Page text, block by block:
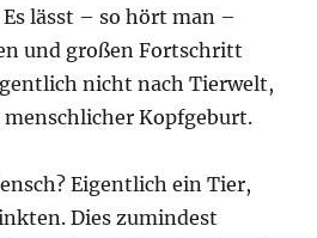
lässt – so hört man –
und großen Fortschritt
nicht nach Tierwelt,
Kopfgeburt.
Eigentlich ein Tier,
Dies zumindest